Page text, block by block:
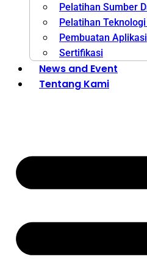
Pelatihan Sumber
Pelatihan
Pembuatan Aplikasi
Sertifikasi
News and Event
Tentang Kami